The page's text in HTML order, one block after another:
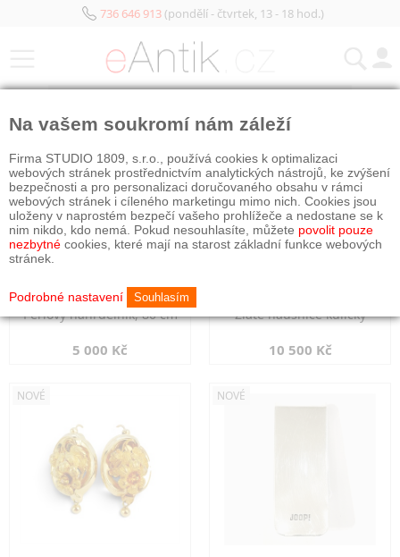
736 646 913(pondělí - čtvrtek, 13 - 18 hod.)
Perlový náhrdelník, 80 cm
5 000 Kč
Zlaté náušnice kuličky
10 500 Kč
NOVÉ NOVÉ
Na vašem soukromí nám záleží
Firma STUDIO 1809, s.r.o., používá cookies k optimalizaci
webových stránek prostřednictvím analytických nástrojů, ke zvýšení
bezpečnosti a pro personalizaci doručovaného obsahu v rámci
webových stránek i cíleného marketingu mimo nich. Cookies jsou
uloženy v naprostém bezpečí vašeho prohlížeče a nedostane se k
nim nikdo, kdo nemá. Pokud nesouhlasíte, můžete povolit pouze
nezbytné cookies, které mají na starost základní funkce webových
stránek.
Podrobné nastavení Souhlasím